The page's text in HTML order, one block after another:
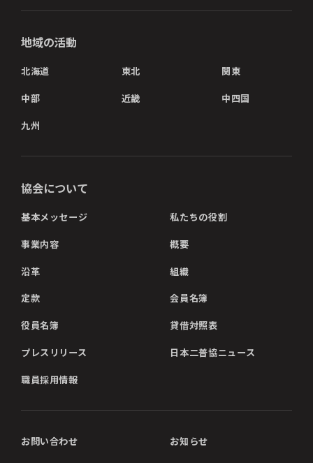
地域の活動
北海道 東北 関東
中部 近畿 中四国
九州
協会について
基本メッセージ 私たちの役割
事業内容 概要
沿革 組織
定款 会員名簿
役員名簿 貸借対照表
プレスリリース 日本二普協ニュース
職員採用情報
お問い合わせ お知らせ